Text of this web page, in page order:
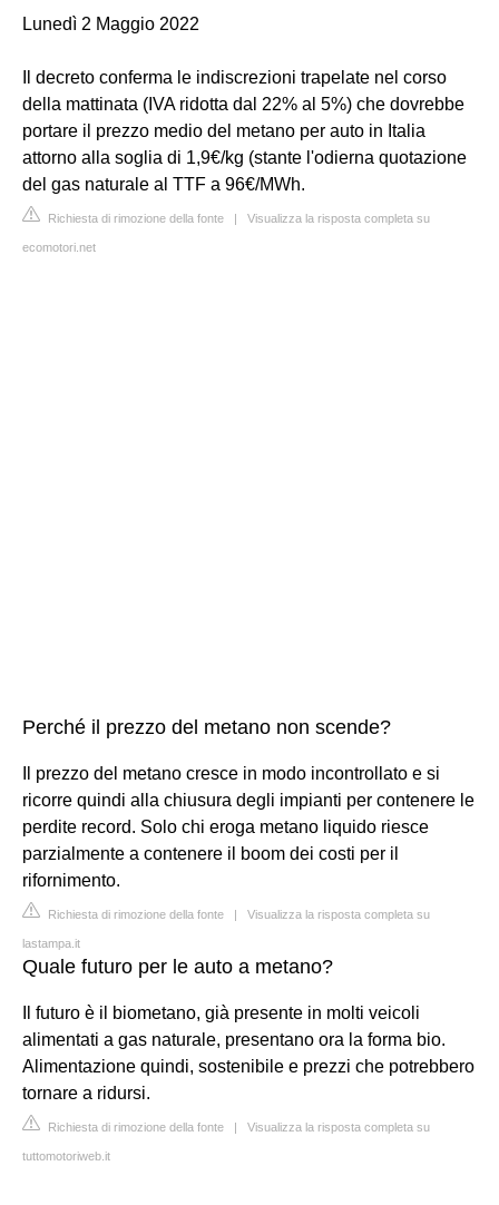
Lunedì 2 Maggio 2022
Il decreto conferma le indiscrezioni trapelate nel corso
della mattinata (IVA ridotta dal 22% al 5%) che dovrebbe
portare il prezzo medio del metano per auto in Italia
attorno alla soglia di 1,9€/kg (stante l'odierna quotazione
del gas naturale al TTF a 96€/MWh.
Richiesta di rimozione della fonte | Visualizza la risposta completa su
ecomotori.net
Perché il prezzo del metano non scende?
Il prezzo del metano cresce in modo incontrollato e si
ricorre quindi alla chiusura degli impianti per contenere le
perdite record. Solo chi eroga metano liquido riesce
parzialmente a contenere il boom dei costi per il
rifornimento.
Richiesta di rimozione della fonte | Visualizza la risposta completa su
lastampa.it
Quale futuro per le auto a metano?
Il futuro è il biometano, già presente in molti veicoli
alimentati a gas naturale, presentano ora la forma bio.
Alimentazione quindi, sostenibile e prezzi che potrebbero
tornare a ridursi.
Richiesta di rimozione della fonte | Visualizza la risposta completa su
tuttomotoriweb.it